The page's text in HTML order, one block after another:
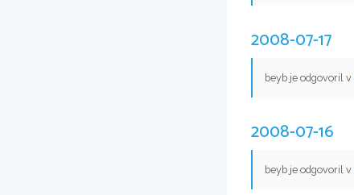
2008-07-17
beyb je odgovoril v
2008-07-16
beyb je odgovoril v